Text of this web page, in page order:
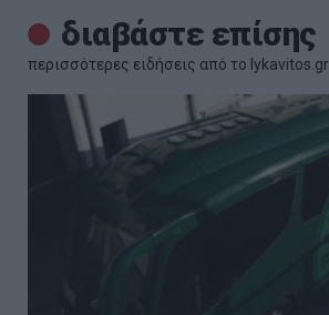
διαβάστε επίσης
περισσότερες ειδήσεις από το lykavitos.gr